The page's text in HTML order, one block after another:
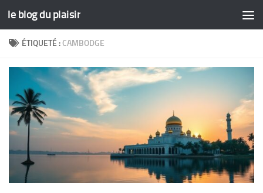
Skip to content
le blog du plaisir
ÉTIQUETÉ : CAMBODGE